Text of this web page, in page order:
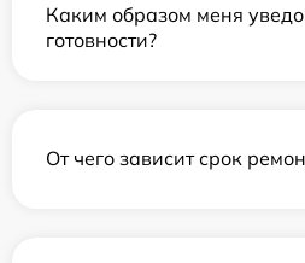
Каким образом меня
готовности?
От чего зависит срок